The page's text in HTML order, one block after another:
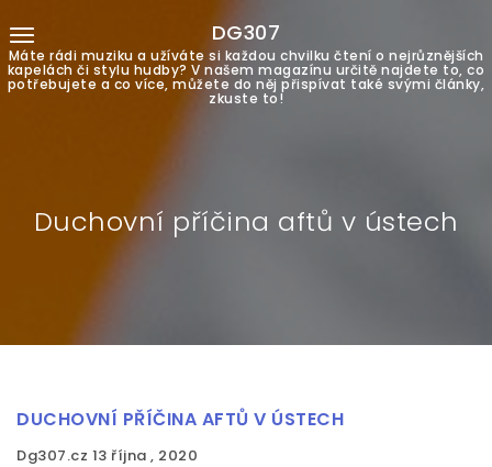
DG307
Máte rádi muziku a užíváte si každou chvilku čtení o nejrůznějších
kapelách či stylu hudby? V našem magazínu určitě najdete to, co
potřebujete a co více, můžete do něj přispívat také svými články,
zkuste to!
Duchovní příčina aftů v ústech
DUCHOVNÍ PŘÍČINA AFTŮ V ÚSTECH
Dg307.cz 13 října , 2020